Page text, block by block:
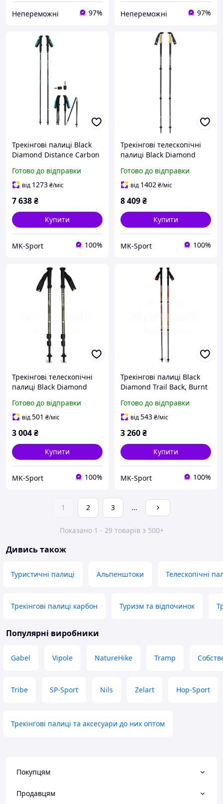
Непереможні 97% Непереможні 97%
Трекінгові палиці Black
Diamond Distance Carbon
112205-100) MK official
Готово до відправки
від 1273₴/міс
7 638₴
Купити
MK-Sport 100%
Трекінгові телескопічні
палиці Black Diamond
130 см, Black (BD
112514.3010) MK MK
Готово до відправки
від 1402₴/міс
8 409₴
Купити
MK-Sport 100%
Трекінгові телескопічні
палиці Black Diamond
Tundra (BD
1125513010ALL1)
Готово до відправки
від501 ₴/міс
3 004₴
Купити
MK-Sport 100%
Трекінгові палиці Black
Diamond Trail Back, Burnt
1125526044ALL1)
Готово до відправки
від543₴/міс
3 260₴
Купити
MK-Sport 100%
1 2 3 ...
Показано 1 - 29 товарів з 500+
Дивись також
Туристичні палиці Альпенштоки Телескопічні
Трекінгові палиці карбон Туризм та відпочинок
Популярні виробники
Gabel Vipole NatureHike Tramp
Tribe SP-Sport Nils Zelart Hop-Sport
Трекінгові палиці та аксесуари до них оптом
Покупцям
Продавцям